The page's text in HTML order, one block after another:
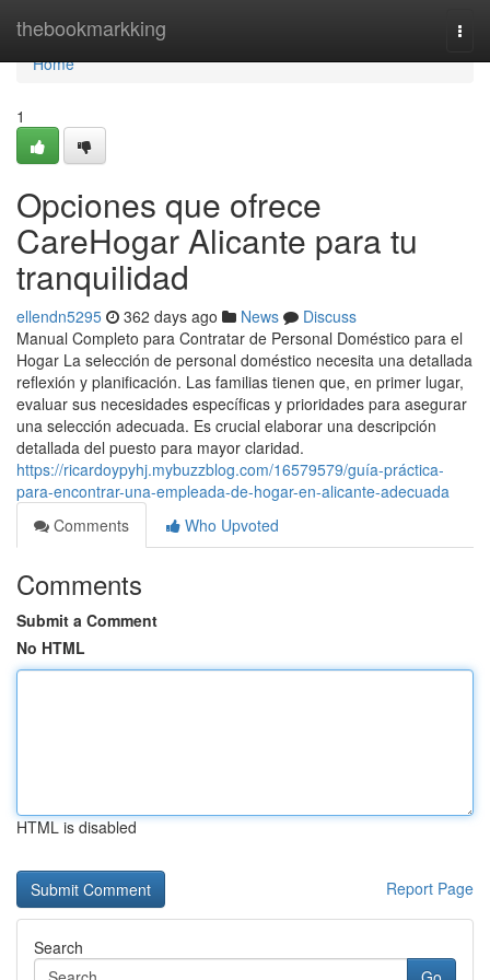
thebookmarkking
Home
Home
1
Opciones que ofrece
CareHogar Alicante para tu
tranquilidad
ellendn5295 362 days ago News
Discuss
Manual Completo para Contratar de Personal Doméstico para el
Hogar La selección de personal doméstico necesita una detallada
reflexión y planificación. Las familias tienen que, en primer lugar,
evaluar sus necesidades específicas y prioridades para asegurar
una selección adecuada. Es crucial elaborar una descripción
detallada del puesto para mayor claridad.
https://ricardoypyhj.mybuzzblog.com/16579579/guía-práctica-
para-encontrar-una-empleada-de-hogar-en-alicante-adecuada
Comments
Who Upvoted
Comments
Submit a Comment
No HTML
HTML is disabled
Report Page
Search